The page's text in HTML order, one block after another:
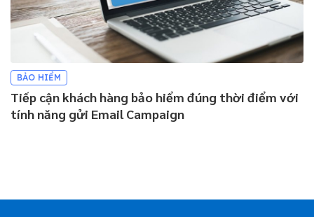
BẢO HIỂM
Tiếp cận khách hàng bảo hiểm đúng thời điểm với
tính năng gửi Email Campaign